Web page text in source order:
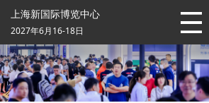
上海新国际博览中心
2027年6月16-18日